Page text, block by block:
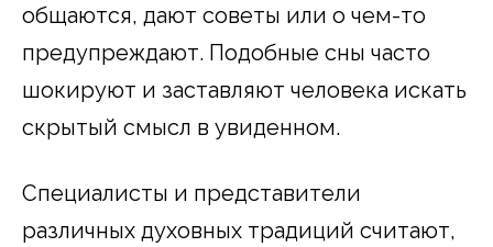
общаются, дают советы или о чем-то
предупреждают. Подобные сны часто
шокируют и заставляют человека искать
скрытый смысл в увиденном.
Специалисты и представители
различных духовных традиций считают,